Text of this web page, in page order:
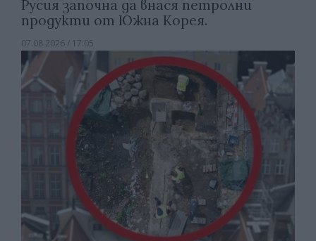
Русия започна да внася петролни
продукти от Южна Корея.
07.08.2026 / 17:05